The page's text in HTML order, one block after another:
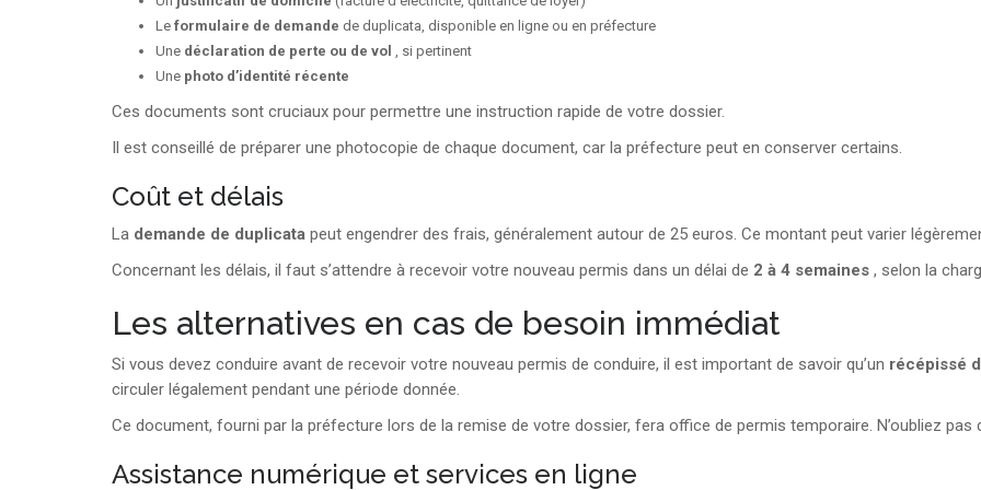
Le formulaire de demande de duplicata, disponible en ligne ou en préfecture
Une déclaration de perte ou de vol , si pertinent
Une photo d’identité récente
Ces documents sont cruciaux pour permettre une instruction rapide de votre dossier.
Il est conseillé de préparer une photocopie de chaque document, car la préfecture peut en conserver certains.
Coût et délais
La demande de duplicata peut engendrer des frais, généralement autour de 25 euros. Ce montant peut varier
Concernant les délais, il faut s’attendre à recevoir votre nouveau permis dans un délai de 2 à 4 semaines , selon la
Les alternatives en cas de besoin immédiat
Si vous devez conduire avant de recevoir votre nouveau permis de conduire, il est important de savoir qu’un récépissé
circuler légalement pendant une période donnée.
Ce document, fourni par la préfecture lors de la remise de votre dossier, fera office de permis temporaire. N’oubliez
Assistance numérique et services en ligne